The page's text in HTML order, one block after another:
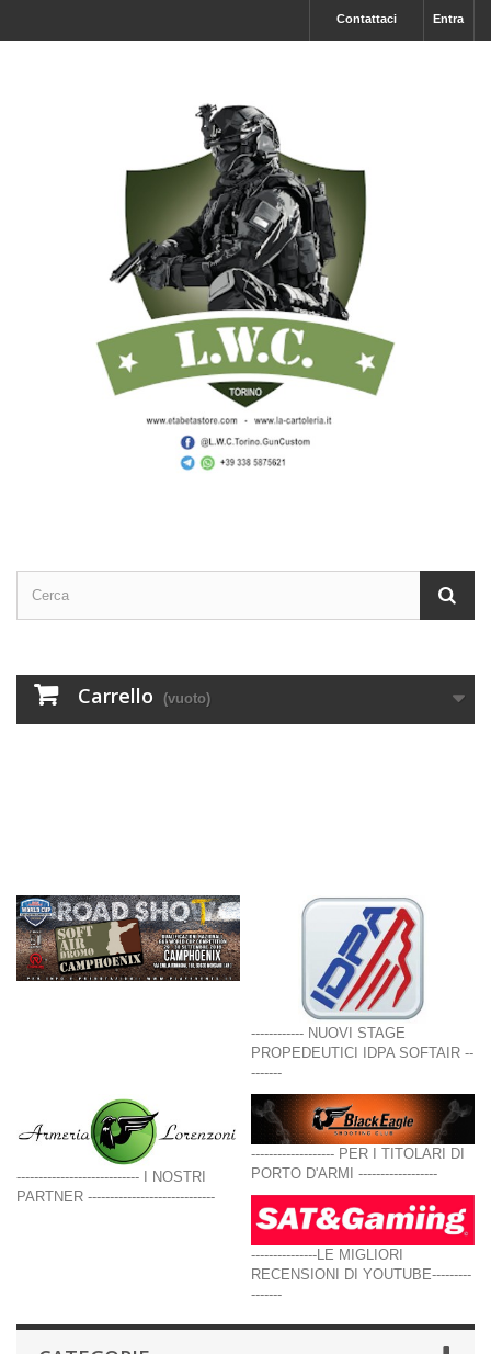
Entra
Contattaci
Carrello (vuoto)
------------ NUOVI STAGE
PROPEDEUTICI IDPA SOFTAIR --
-------
---------------------------- I NOSTRI
PARTNER -----------------------------
------------------- PER I TITOLARI DI
PORTO D'ARMI ------------------
---------------LE MIGLIORI
RECENSIONI DI YOUTUBE---------
-------